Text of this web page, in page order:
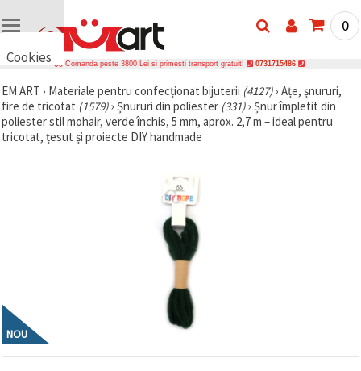
Cookies
vrem să vă
oferim
câteva
cookie -uri.
Cu toate
amintindu-
vă de
preferințele
0
Comanda peste 3800 Lei si primesti transport gratuit! 0731715486
EM ART › Materiale pentru confecționat bijuterii (4127)› Ațe, șnururi,
fire de tricotat (1579)› Șnururi din poliester (331)› Șnur împletit din
poliester stil mohair, verde închis, 5 mm, aprox. 2,7 m – ideal pentru
tricotat, țesut și proiecte DIY handmade
NOU